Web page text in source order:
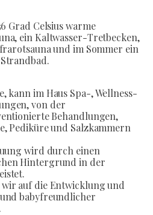
Grad Celsius warme
ein Kaltwasser-Tretbecken,
und im Sommer ein
kann im Haus Spa-, Wellness-
von der
Behandlungen,
Pediküre und Salzkammern
wird durch einen
Hintergrund in der
wir auf die Entwicklung und
babyfreundlicher